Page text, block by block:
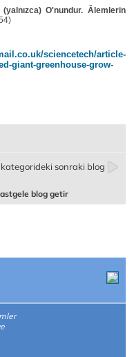
O'nundur. Âlemlerin
sciencetech/article-
giant-greenhouse-grow-
sonraki blog
blog getir